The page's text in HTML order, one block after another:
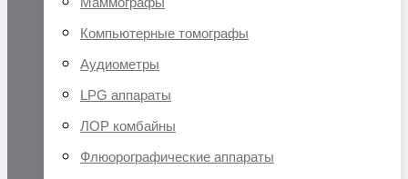
Компьютерные томографы
Аудиометры
LPG аппараты
ЛОР комбайны
Флюорографические аппараты